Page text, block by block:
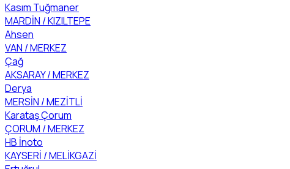
Kasım Tuğmaner
MARDİN / KIZILTEPE
Ahsen
VAN / MERKEZ
Çağ
AKSARAY / MERKEZ
Derya
MERSİN / MEZİTLİ
Karataş Çorum
ÇORUM / MERKEZ
HB İnoto
KAYSERİ / MELİKGAZİ